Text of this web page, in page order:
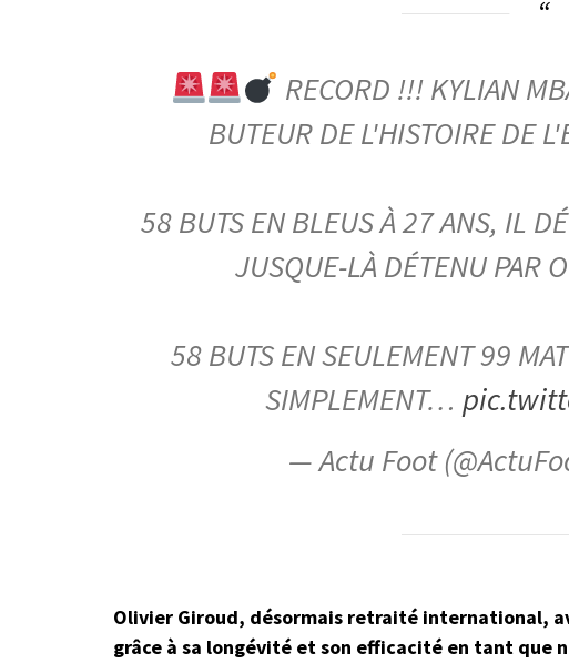
RECORD !!! KYLIAN
BUTEUR DE L'HISTOIRE DE
58 BUTS EN BLEUS À 27 ANS, IL
JUSQUE-LÀ DÉTENU PAR
58 BUTS EN SEULEMENT 99
SIMPLEMENT…
— Actu Foot
Olivier Giroud, désormais retraité international,
grâce à sa longévité et son efficacité en tant que